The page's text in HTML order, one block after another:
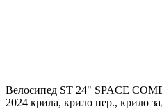
Велосипед ST 24" SPACE
2024 крила, крило пер., крило